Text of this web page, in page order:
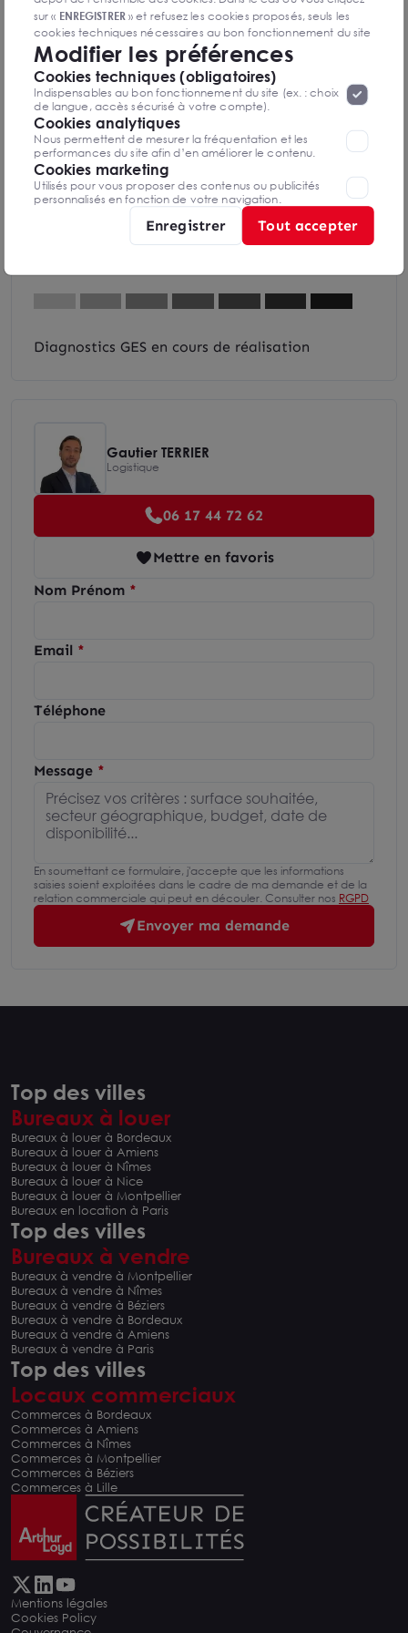
DPE & GES
Diagnostic de performance énergétique
Diagnostics DPE en cours de réalisation
Diagnostics GES en cours de réalisation
Gautier TERRIER
Logistique
06 17 44 72 62
Mettre en favoris
Nom Prénom
Email
Téléphone
Message
En soumettant ce formulaire, j'accepte que les informations
saisies soient exploitées dans le cadre de ma demande et de la
relation commerciale qui peut en découler. Consulter nos RGPD
Envoyer ma demande
Top des villes
Bureaux à louer
Bureaux à louer à Bordeaux
Bureaux à louer à Amiens
Bureaux à louer à Nîmes
Bureaux à louer à Nice
Bureaux à louer à Montpellier
Bureaux en location à Paris
Top des villes
Bureaux à vendre
Bureaux à vendre à Montpellier
Bureaux à vendre à Nîmes
Bureaux à vendre à Béziers
Bureaux à vendre à Bordeaux
Bureaux à vendre à Amiens
Bureaux à vendre à Paris
Top des villes
Locaux commerciaux
Commerces à Bordeaux
Commerces à Amiens
Commerces à Nîmes
Commerces à Montpellier
Commerces à Béziers
Commerces à Lille
Mentions légales
Cookies Policy
sur « ENREGISTRER» et refusez les cookies proposés, seuls les
cookies techniques nécessaires au bon fonctionnement du site
seront déposés. Pour plus d’informations, vous pouvez consulter
la page«Protection des données à caractère
personnel ».Lorsque vous naviguez sur notre site internet, il
peut être amenée à déposer des cookies. Vous avez la
possibilité de désactiver les cookies, ces réglages ne seront
valables que sur le navigateur que vous utilisez actuellement
Modifier les préférences
Cookies techniques (obligatoires)
Indispensables au bon fonctionnement du site (ex. : choix
de langue, accès sécurisé à votre compte).
Cookies analytiques
Nous permettent de mesurer la fréquentation et les
performances du site afin d’en améliorer le contenu.
Cookies marketing
Utilisés pour vous proposer des contenus ou publicités
personnalisés en fonction de votre navigation.
Enregistrer Tout accepter